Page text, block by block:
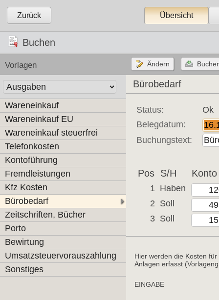
Zurück Übersicht
Buchen
Vorlagen
Wareneinkauf
Wareneinkauf EU
Wareneinkauf steuerfrei
Telefonkosten
Kontoführung
Fremdleistungen
Kfz Kosten
Bürobedarf
Zeitschriften, Bücher
Porto
Bewirtung
Umsatzsteuervorauszahlung
Sonstiges
Bürobedarf
Status:
Ok
Belegdatum:
Buchungstext:
Pos S/H Konto
1 Haben
2 Soll
3 Soll
Hier werden die Kosten
Anlagen erfasst
EINGABE